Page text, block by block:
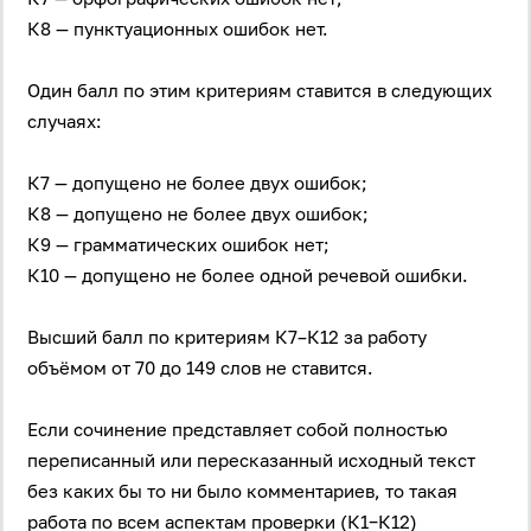
К8 — пунктуационных ошибок нет.
Один балл по этим критериям ставится в следующих
случаях:
К7 — допущено не более двух ошибок;
К8 — допущено не более двух ошибок;
К9 — грамматических ошибок нет;
К10 — допущено не более одной речевой ошибки.
Высший балл по критериям К7–К12 за работу
объёмом от 70 до 149 слов не ставится.
Если сочинение представляет собой полностью
переписанный или пересказанный исходный текст
без каких бы то ни было комментариев, то такая
работа по всем аспектам проверки (К1−К12)